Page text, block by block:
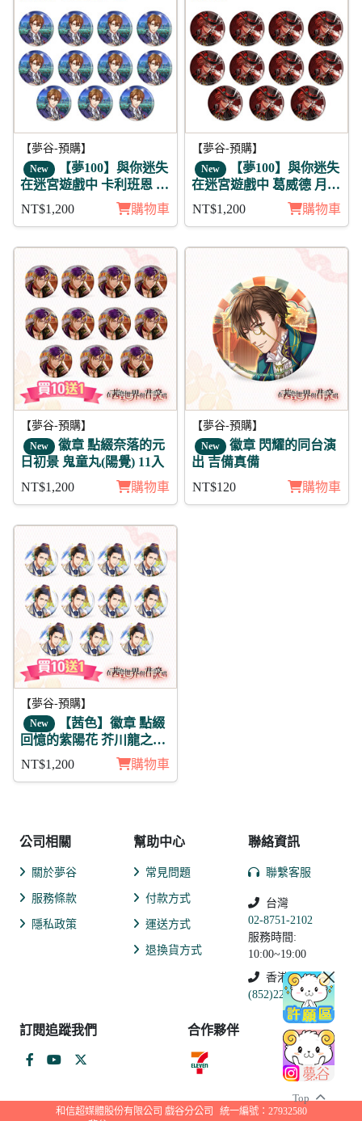
Top
【夢谷-預購】
New 【夢100】與你迷失
在迷宮遊戲中 卡利班恩 未
覺 徽章11入組
NT$1,200 購物車
【夢谷-預購】
New 【夢100】與你迷失
在迷宮遊戲中 葛威德 月覺
徽章11入組
NT$1,200 購物車
【夢谷-預購】
New 徽章 點綴奈落的元
日初景 鬼童丸(陽覺) 11入
NT$1,200
購物車
【夢谷-預購】
New 徽章 閃耀的同台演
出 吉備真備
NT$120
購物車
【夢谷-預購】
New 【茜色】徽章 點綴
回憶的紫陽花 芥川龍之介
NT$1,200 購物車
公司相關
關於夢谷
服務條款
隱私政策
幫助中心
常見問題
付款方式
運送方式
退換貨方式
聯絡資訊
聯繫客服
台灣
02-8751-2102
服務時間:
10:00~19:00
香港
(852)2250-9311
訂閱追蹤我們 合作夥伴
和信超媒體股份有限公司 戲谷分公司
統一編號：27932580